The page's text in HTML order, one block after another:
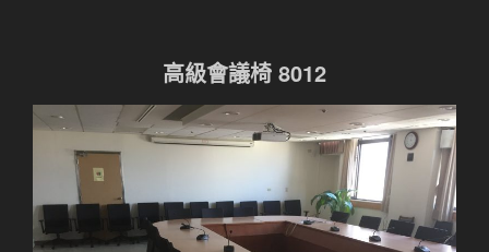
高級會議椅 8012